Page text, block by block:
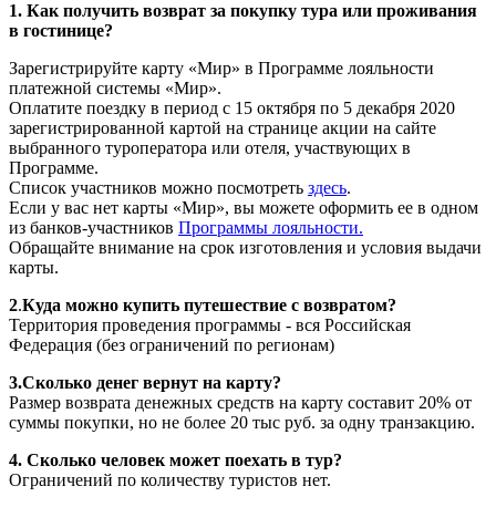
1. Как получить возврат за покупку тура или проживания
в гостинице?
Зарегистрируйте карту «Мир» в Программе лояльности
платежной системы «Мир».
Оплатите поездку в период с 15 октября по 5 декабря 2020
зарегистрированной картой на странице акции на сайте
выбранного туроператора или отеля, участвующих в
Программе.
Список участников можно посмотреть здесь.
Если у вас нет карты «Мир», вы можете оформить ее в одном
из банков-участников Программы лояльности.
Обращайте внимание на срок изготовления и условия выдачи
карты.
2.Куда можно купить путешествие с возвратом?
Территория проведения программы - вся Российская
Федерация (без ограничений по регионам)
3.Сколько денег вернут на карту?
Размер возврата денежных средств на карту составит 20% от
суммы покупки, но не более 20 тыс руб. за одну транзакцию.
4. Сколько человек может поехать в тур?
Ограничений по количеству туристов нет.